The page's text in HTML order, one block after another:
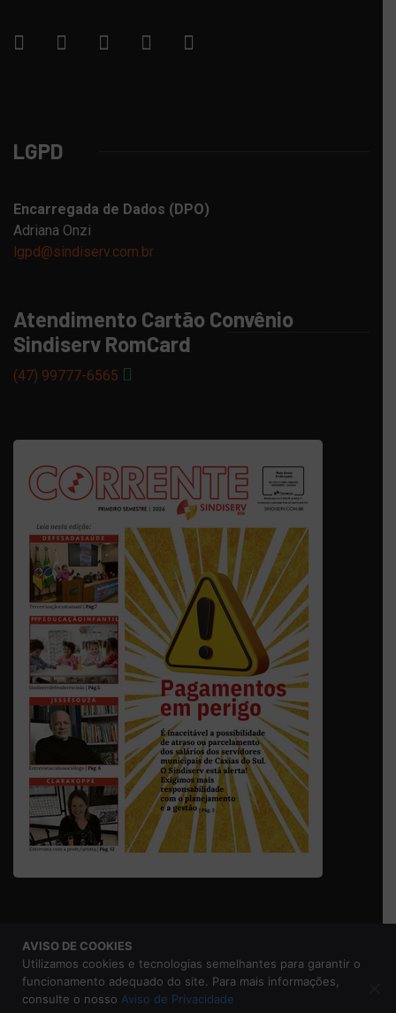
LGPD
Encarregada de Dados (DPO)
Adriana Onzi
lgpd@sindiserv.com.br
Atendimento Cartão Convênio
Sindiserv RomCard
(47) 99777-6565
© 2026 Sindicato dos Servidores Municipais de Caxias do
Aviso de Privacidade
AVISO DE COOKIES
Utilizamos cookies e tecnologias semelhantes para garantir o
funcionamento adequado do site. Para mais informações,
consulte o nosso Aviso de Privacidade